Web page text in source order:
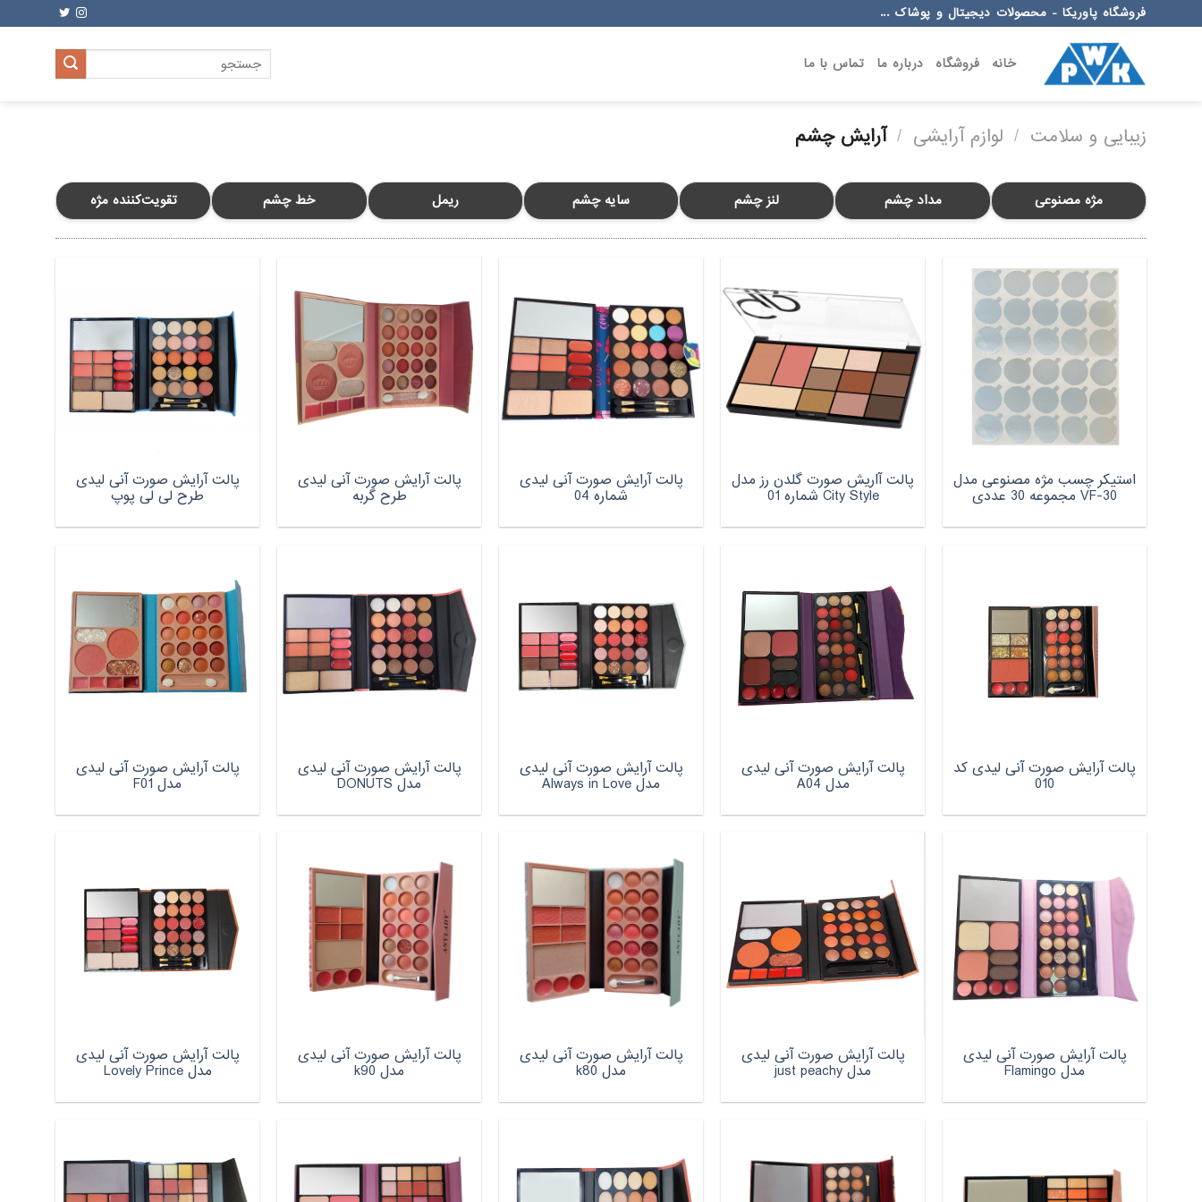
to
فروشگاه پاوریکا - محصولات دیجیتال و پوشاک ...
خانه فروشگاه درباره ما تماس با ما
جستجو
برای:
زیبایی و سلامت / لوازم آرایشی / آرایش چشم
تقویت‌کننده مژه خط چشم ریمل سایه چشم لنز چشم مداد چشم مژه مصنوعی
استیکر چسب مژه مصنوعی مدل
VF-30 مجموعه 30 عددی
پالت آاریش صورت گلدن رز مدل
City Style شماره 01
پالت آرایش صورت آنی لیدی
شماره 04
پالت آرایش صورت آنی لیدی
طرح گربه
پالت آرایش صورت آنی لیدی
طرح لی لی پوپ
پالت آرایش صورت آنی لیدی کد
010
پالت آرایش صورت آنی لیدی
مدل A04
پالت آرایش صورت آنی لیدی
مدل Always in Love
پالت آرایش صورت آنی لیدی
مدل DONUTS
پالت آرایش صورت آنی لیدی
مدل F01
پالت آرایش صورت آنی لیدی
مدل Flamingo
پالت آرایش صورت آنی لیدی
مدل just peachy
پالت آرایش صورت آنی لیدی
مدل k80
پالت آرایش صورت آنی لیدی
مدل k90
پالت آرایش صورت آنی لیدی
مدل Lovely Prince